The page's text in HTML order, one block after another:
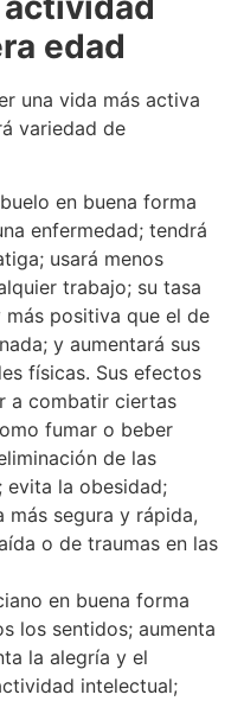
edad
una vida más activa
variedad de
en buena forma
enfermedad; tendrá
usará menos
trabajo; su tasa
positiva que el de
y aumentará sus
físicas. Sus efectos
a combatir ciertas
fumar o beber
de las
evita la obesidad;
más segura y rápida,
o de traumas en las
en buena forma
los sentidos; aumenta
la alegría y el
intelectual;